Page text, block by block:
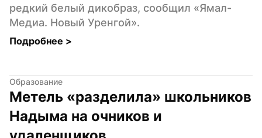
редкий белый дикобраз, сообщил «Ямал-
Медиа. Новый Уренгой».
Подробнее >
Образование
Метель «разделила» школьников
Надыма на очников и